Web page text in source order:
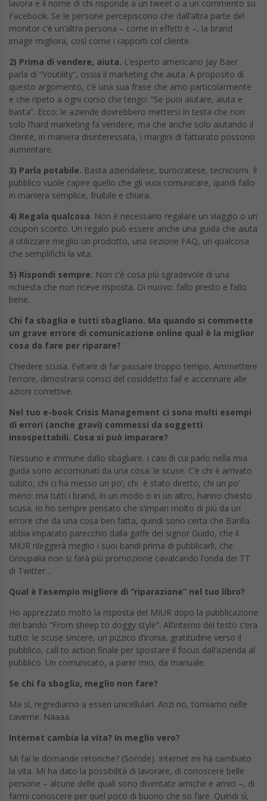
lavora e il nome di chi risponde a un tweet o a un commento su
Facebook. Se le persone percepiscono che dall’altra parte del
monitor c’è un’altra persona – come in effetti è –, la brand
image migliora, così come i rapporti col cliente.
2) Prima di vendere, aiuta. L’esperto americano Jay Baer
parla di “Youtility”, ossia il marketing che aiuta. A proposito di
questo argomento, c’è una sua frase che amo particolarmente
e che ripeto a ogni corso che tengo: “Se puoi aiutare, aiuta e
basta”. Ecco: le aziende dovrebbero mettersi in testa che non
solo l’hard marketing fa vendere, ma che anche solo aiutando il
cliente, in maniera disinteressata, i margini di fatturato possono
aumentare.
3) Parla potabile. Basta aziendalese, burocratese, tecnicismi. Il
pubblico vuole capire quello che gli vuoi comunicare, quindi fallo
in maniera semplice, fruibile e chiara.
4) Regala qualcosa. Non è necessario regalare un viaggio o un
coupon sconto. Un regalo può essere anche una guida che aiuta
a utilizzare meglio un prodotto, una sezione FAQ, un qualcosa
che semplifichi la vita.
5) Rispondi sempre. Non c’è cosa più sgradevole di una
richiesta che non riceve risposta. Di nuovo: fallo presto e fallo
bene.
Chi fa sbaglia e tutti sbagliano. Ma quando si commette
un grave errore di comunicazione online qual è la miglior
cosa da fare per riparare?
Chiedere scusa. Evitare di far passare troppo tempo. Ammettere
l’errore, dimostrarsi consci del cosiddetto fail e accennare alle
azioni correttive.
Nel tuo e-book Crisis Management ci sono molti esempi
di errori (anche gravi) commessi da soggetti
insospettabili. Cosa si può imparare?
Nessuno è immune dallo sbagliare. I casi di cui parlo nella mia
guida sono accomunati da una cosa: le scuse. C’è chi è arrivato
subito, chi ci ha messo un po’, chi è stato diretto, chi un po’
meno: ma tutti i brand, in un modo o in un altro, hanno chiesto
scusa. Io ho sempre pensato che s’impari molto di più da un
errore che da una cosa ben fatta, quindi sono certa che Barilla
abbia imparato parecchio dalla gaffe del signor Guido, che il
MIUR rileggerà meglio i suoi bandi prima di pubblicarli, che
Groupalia non si farà più promozione cavalcando l’onda dei TT
di Twitter…
Qual è l’esempio migliore di “riparazione” nel tuo libro?
Ho apprezzato molto la risposta del MIUR dopo la pubblicazione
del bando “From sheep to doggy style”. All’interno del testo c’era
tutto: le scuse sincere, un pizzico d’ironia, gratitudine verso il
pubblico, call to action finale per spostare il focus dall’azienda al
pubblico. Un comunicato, a parer mio, da manuale.
Se chi fa sbaglia, meglio non fare?
Ma sì, regrediamo a esseri unicellulari. Anzi no, torniamo nelle
caverne. Naaaa.
Internet cambia la vita? In meglio vero?
Mi fai le domande retoriche? (Sorride). Internet mi ha cambiato
la vita. Mi ha dato la possibilità di lavorare, di conoscere belle
persone – alcune delle quali sono diventate amiche e amici –, di
farmi conoscere per quel poco di buono che so fare. Quindi sì,